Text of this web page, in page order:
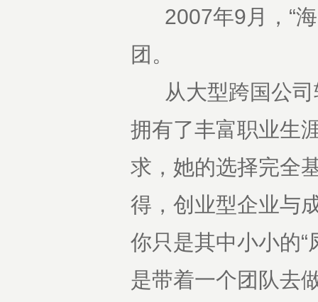
2007年9月，“海
团。
从大型跨国公司
拥有了丰富职业生
求，她的选择完全
得，创业型企业与
你只是其中小小的
是带着一个团队去